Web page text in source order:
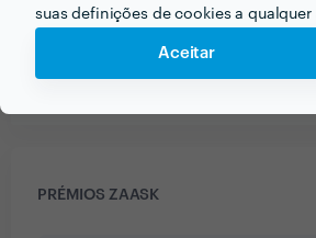
suas definições de cookies a qualquer
Aceitar
competente. Recomendo vivamente
PRÉMIOS ZAASK